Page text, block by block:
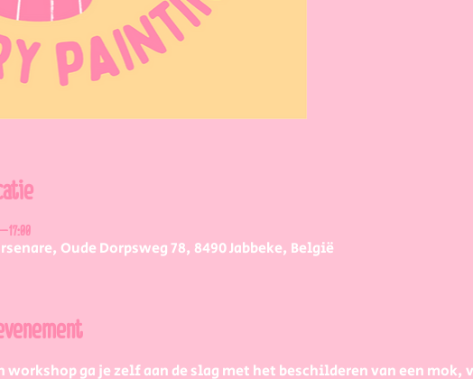
17:00
Oude Dorpsweg 78, 8490 Jabbeke, België
workshop ga je zelf aan de slag met het beschilderen van een